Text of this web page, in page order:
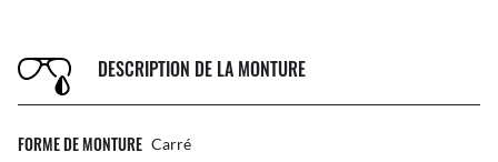
DESCRIPTION DE LA MONTURE
FORME DE MONTURE Carré